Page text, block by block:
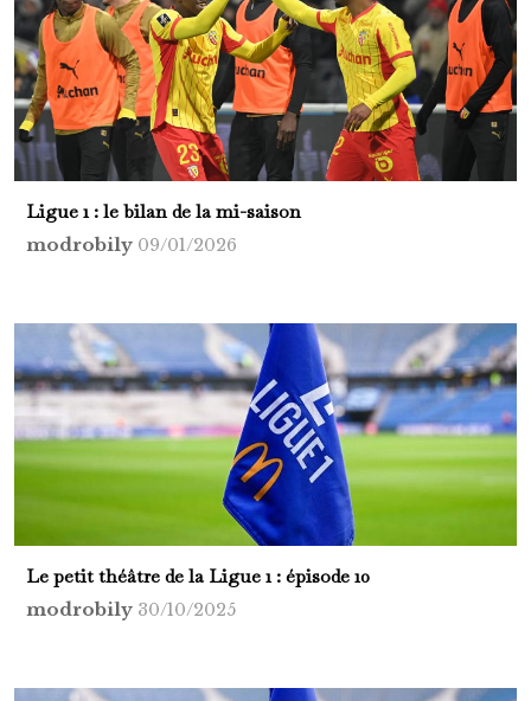
Ligue 1 : le bilan de la mi-saison
modrobily 09/01/2026
Le petit théâtre de la Ligue 1 : épisode 10
modrobily 30/10/2025